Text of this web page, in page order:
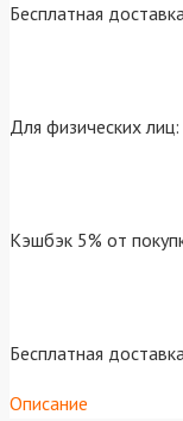
Бесплатная
Для физических
Кэшбэк 5% от
Бесплатная
Описание